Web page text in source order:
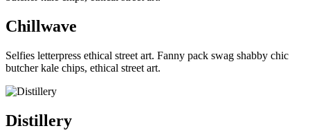
Chillwave
Selfies letterpress ethical street art. Fanny pack swag shabby chic
butcher kale chips, ethical street art.
Distillery